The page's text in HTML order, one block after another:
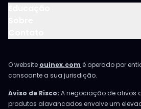
O website ouinex.com é operado por
consoante a sua jurisdição.
Aviso de Risco: A negociação de ativos
produtos alavancados envolve um